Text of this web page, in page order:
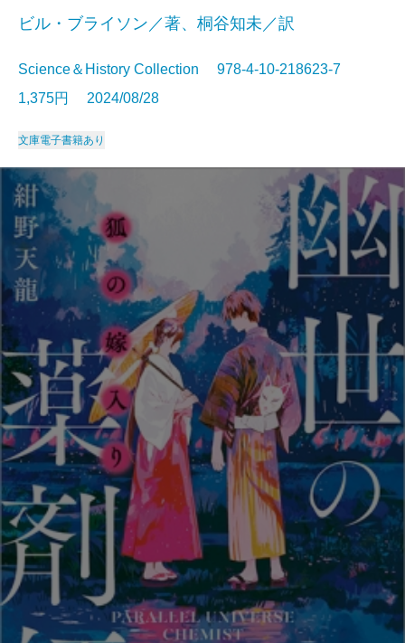
ビル・ブライソン／著、桐谷知未／訳
Science＆History Collection 978-4-10-218623-7
1,375円 2024/08/28
文庫電子書籍あり